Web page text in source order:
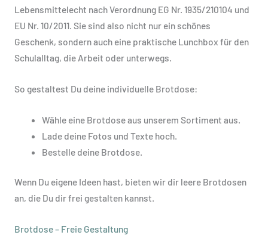
Lebensmittelecht nach Verordnung EG Nr. 1935/210104 und
EU Nr. 10/2011. Sie sind also nicht nur ein schönes
Geschenk, sondern auch eine praktische Lunchbox für den
Schulalltag, die Arbeit oder unterwegs.
So gestaltest Du deine individuelle Brotdose:
Wähle eine Brotdose aus unserem Sortiment aus.
Lade deine Fotos und Texte hoch.
Bestelle deine Brotdose.
Wenn Du eigene Ideen hast, bieten wir dir leere Brotdosen
an, die Du dir frei gestalten kannst.
Brotdose – Freie Gestaltung